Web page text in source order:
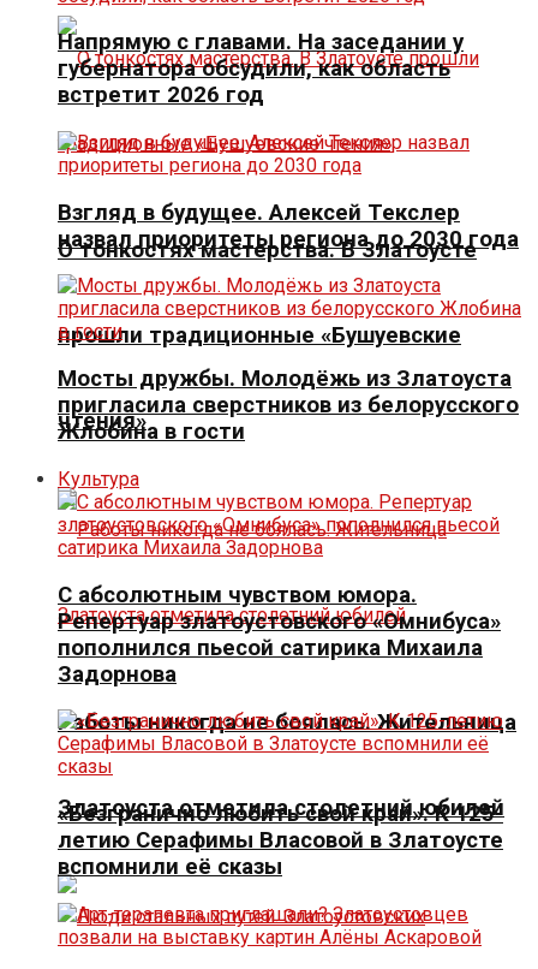
О тонкостях мастерства. В Златоусте
прошли традиционные «Бушуевские
чтения»
Работы никогда не боялась. Жительница
Златоуста отметила столетний юбилей
Напрямую с главами. На заседании у
губернатора обсудили, как область
встретит 2026 год
Взгляд в будущее. Алексей Текслер
назвал приоритеты региона до 2030 года
Мосты дружбы. Молодёжь из Златоуста
пригласила сверстников из белорусского
Жлобина в гости
Культура
С абсолютным чувством юмора.
Репертуар златоустовского «Омнибуса»
пополнился пьесой сатирика Михаила
Задорнова
«Безгранично любить свой край». К 125-
летию Серафимы Власовой в Златоусте
вспомнили её сказы